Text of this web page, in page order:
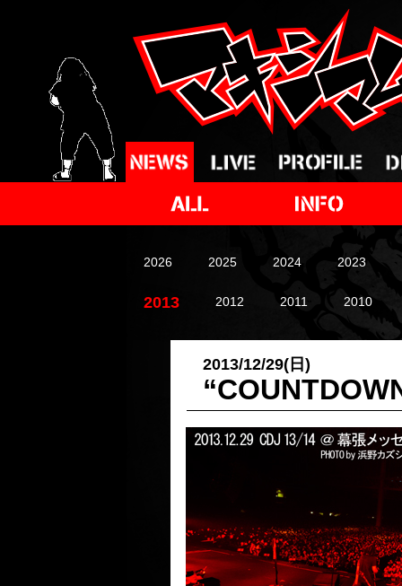
2026 2025 2024 2023
2013 2012 2011 2010
2013/12/29(日)